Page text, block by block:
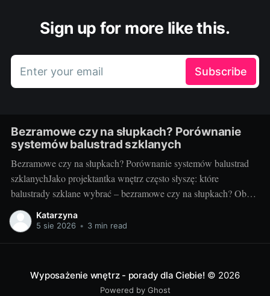
Sign up for more like this.
Enter your email Subscribe
Bezramowe czy na słupkach? Porównanie
systemów balustrad szklanych
Bezramowe czy na słupkach? Porównanie systemów balustrad
szklanychJako projektantka wnętrz często słyszę: które
balustrady szklane wybrać – bezramowe czy na słupkach? Oba
systemy potrafią wyglądać zjawiskowo i podnieść wartość
nieruchomości, ale różnią się konstrukcją, montażem i
Katarzyna
5 sie 2026 • 3 min read
Wyposażenie wnętrz - porady dla Ciebie! © 2026
Powered by Ghost